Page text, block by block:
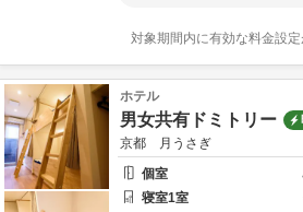
対象期間内に有効な料金設定
ホテル
男女共有ドミトリー
京都 月うさぎ
個室
寝室1室